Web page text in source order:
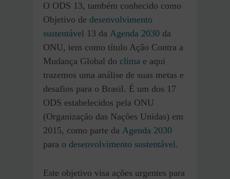
O ODS 13, também conhecido como
Objetivo de desenvolvimento
sustentável 13 da Agenda 2030 da
ONU, tem como título Ação Contra a
Mudança Global do clima e aqui
trazemos uma análise de suas metas e
desafios para o Brasil. É um dos 17
ODS estabelecidos pela ONU
(Organização das Nações Unidas) em
2015, como parte da Agenda 2030
para o desenvolvimento sustentável.
Este objetivo visa ações urgentes para